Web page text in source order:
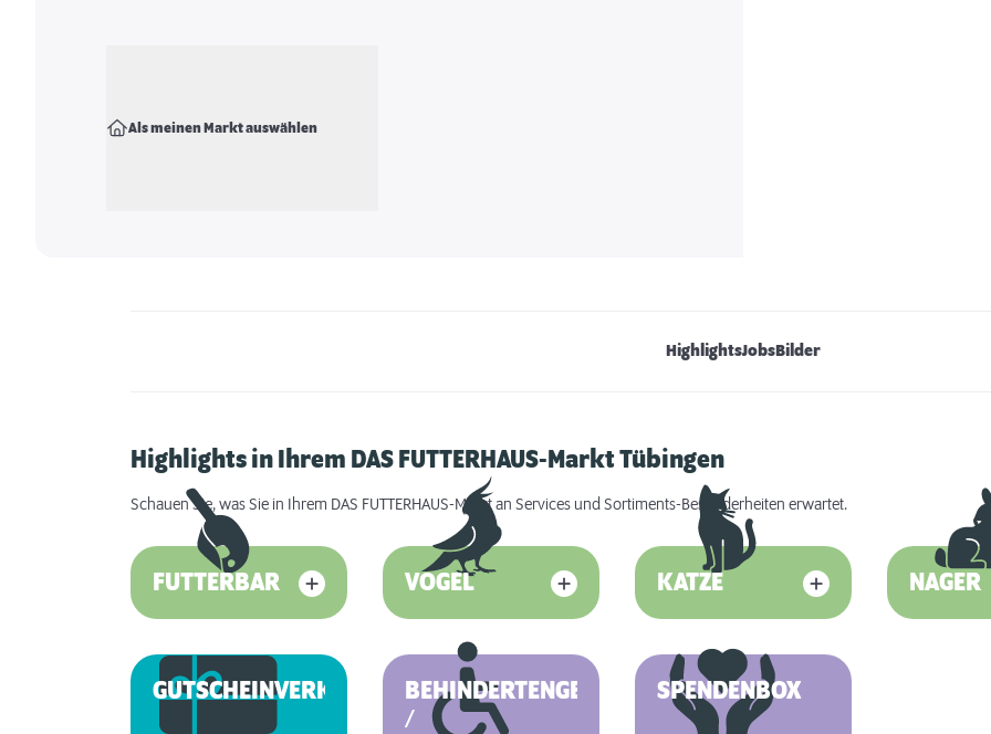
Als meinen Markt auswählen
HighlightsJobsBilder
Highlights in Ihrem DAS FUTTERHAUS-Markt Tübingen
Schauen Sie, was Sie in Ihrem DAS FUTTERHAUS-Markt an Services und Sortiments-Besonderheiten erwartet.
FUTTERBAR VOGEL KATZE NAGER
GUTSCHEINVERKAUF
BEHINDERTENGERECHT
/
SPENDENBOX